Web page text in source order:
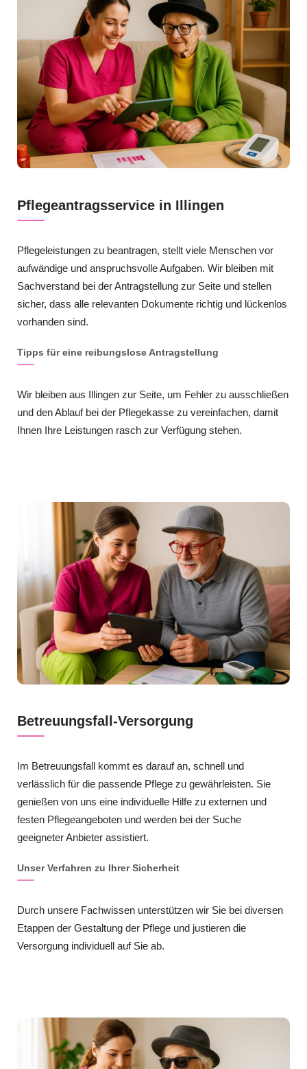
Pflegeantragsservice in Illingen
Pflegeleistungen zu beantragen, stellt viele Menschen vor
aufwändige und anspruchsvolle Aufgaben. Wir bleiben mit
Sachverstand bei der Antragstellung zur Seite und stellen
sicher, dass alle relevanten Dokumente richtig und lückenlos
vorhanden sind.
Tipps für eine reibungslose Antragstellung
Wir bleiben aus Illingen zur Seite, um Fehler zu ausschließen
und den Ablauf bei der Pflegekasse zu vereinfachen, damit
Ihnen Ihre Leistungen rasch zur Verfügung stehen.
Betreuungsfall-Versorgung
Im Betreuungsfall kommt es darauf an, schnell und
verlässlich für die passende Pflege zu gewährleisten. Sie
genießen von uns eine individuelle Hilfe zu externen und
festen Pflegeangeboten und werden bei der Suche
geeigneter Anbieter assistiert.
Unser Verfahren zu Ihrer Sicherheit
Durch unsere Fachwissen unterstützen wir Sie bei diversen
Etappen der Gestaltung der Pflege und justieren die
Versorgung individuell auf Sie ab.